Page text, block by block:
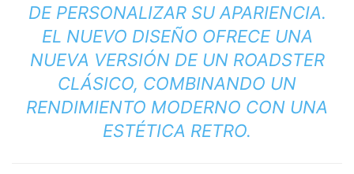
DE PERSONALIZAR SU APARIENCIA.
EL NUEVO DISEÑO OFRECE UNA
NUEVA VERSIÓN DE UN ROADSTER
CLÁSICO, COMBINANDO UN
RENDIMIENTO MODERNO CON UNA
ESTÉTICA RETRO.